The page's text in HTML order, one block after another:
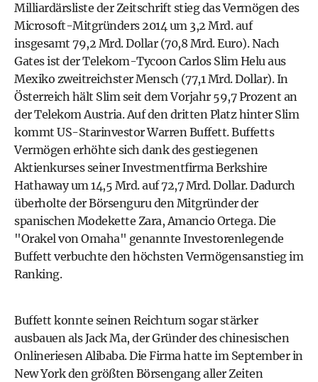
Milliardärsliste der Zeitschrift stieg das Vermögen des
Microsoft-Mitgründers 2014 um 3,2 Mrd. auf
insgesamt 79,2 Mrd. Dollar (70,8 Mrd. Euro). Nach
Gates ist der Telekom-Tycoon Carlos Slim Helu aus
Mexiko zweitreichster Mensch (77,1 Mrd. Dollar). In
Österreich hält Slim seit dem Vorjahr 59,7 Prozent an
der Telekom Austria. Auf den dritten Platz hinter Slim
kommt US-Starinvestor Warren Buffett. Buffetts
Vermögen erhöhte sich dank des gestiegenen
Aktienkurses seiner Investmentfirma Berkshire
Hathaway um 14,5 Mrd. auf 72,7 Mrd. Dollar. Dadurch
überholte der Börsenguru den Mitgründer der
spanischen Modekette Zara, Amancio Ortega. Die
"Orakel von Omaha" genannte Investorenlegende
Buffett verbuchte den höchsten Vermögensanstieg im
Ranking.
Buffett konnte seinen Reichtum sogar stärker
ausbauen als Jack Ma, der Gründer des chinesischen
Onlineriesen Alibaba. Die Firma hatte im September in
New York den größten Börsengang aller Zeiten